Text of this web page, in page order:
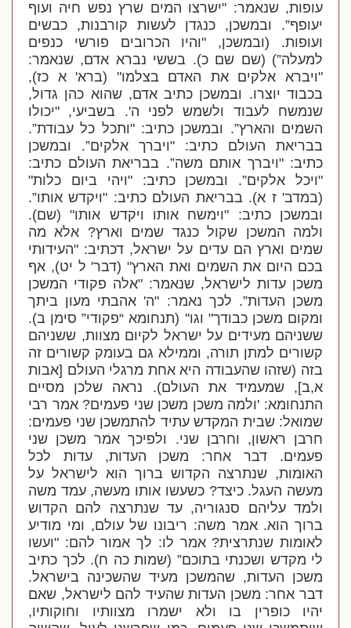
עופות, שנאמר: "ישרצו המים שרץ נפש חיה ועוף
יעופף”. ובמשכן, כנגדן לעשות קורבנות, כבשים
ועופות. (ובמשכן, "והיו הכרובים פורשי כנפים
למעלה”) (שם שם כ). בששי נברא אדם, שנאמר:
"ויברא אלקים את האדם בצלמו" (ברא' א כז),
בכבוד יוצרו. ובמשכן כתיב אדם, שהוא כהן גדול,
שנמשח לעבוד ולשמש לפני ה'. בשביעי, "יכולו
השמים והארץ”. ובמשכן כתיב: "ותכל כל עבודת”.
בבריאת העולם כתיב: "ויברך אלקים”. ובמשכן
כתיב: "ויברך אותם משה”. בבריאת העולם כתיב:
"ויכל אלקים”. ובמשכן כתיב: "ויהי ביום כלות"
(במדב' ז א). בבריאת העולם כתיב: "ויקדש אותו”.
ובמשכן כתיב: "וימשח אותו ויקדש אותו" (שם).
ולמה המשכן שקול כנגד שמים וארץ? אלא מה
שמים וארץ הם עדים על ישראל, דכתיב: "העידותי
בכם היום את השמים ואת הארץ" (דבר' ל יט), אף
משכן עדות לישראל, שנאמר: "אלה פקודי המשכן
משכן העדות”. לכך נאמר: "ה' אהבתי מעון ביתך
ומקום משכן כבודך" וגו'' (תנחומא “פקודי” סימן ב).
ששניהם מעידים על ישראל לקיום מצוות, ששניהם
קשורים למתן תורה, וממילא גם בעומק קשורים זה
בזה (שזהו שהעבודה היא אחת מרגלי העולם [אבות
א,ב], שמעמיד את העולם). נראה שלכן מסיים
התנחומא: 'ולמה משכן משכן שני פעמים? אמר רבי
שמואל: שבית המקדש עתיד להתמשכן שני פעמים:
חרבן ראשון, וחרבן שני. ולפיכך אמר משכן שני
פעמים. דבר אחר: משכן העדות, עדות לכל
האומות, שנתרצה הקדוש ברוך הוא לישראל על
מעשה העגל. כיצד? כשעשו אותו מעשה, עמד משה
ולמד עליהם סנגוריה, עד שנתרצה להם הקדוש
ברוך הוא. אמר משה: ריבונו של עולם, ומי מודיע
לאומות שנתרצית? אמר לו: לך אמור להם: "ועשו
לי מקדש ושכנתי בתוכם” (שמות כה ח). לכך כתיב
משכן העדות, שהמשכן מעיד שהשכינה בישראל.
דבר אחר: משכן העדות שהעיד להם לישראל, שאם
יהיו כופרין בו ולא ישמרו מצוותיו וחוקותיו,